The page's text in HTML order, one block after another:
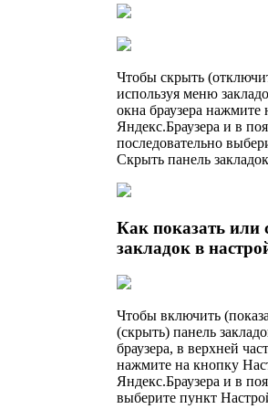
Чтобы скрыть
используя меню
окна браузера
Яндекс.Браузера и в
последовательно
Скрыть панель
Как показать или
закладок в
Чтобы включить
(скрыть) панель
браузера, в верхней
нажмите на кнопку
Яндекс.Браузера и в
выберите пункт